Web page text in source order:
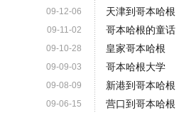
09-12-06
09-11-02
09-10-28
09-09-03
09-08-09
09-06-15
天津到哥本哈根
哥本哈根的童话
皇家哥本哈根
哥本哈根大学
新港到哥本哈根
营口到哥本哈根